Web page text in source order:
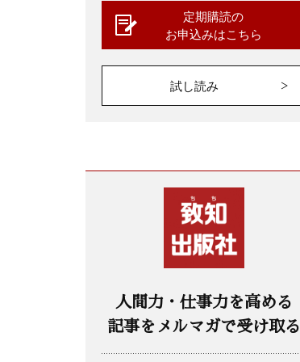
定期購読の
お申込みはこちら
試し読み
人間力・仕事力を高める
記事をメルマガで受け取る